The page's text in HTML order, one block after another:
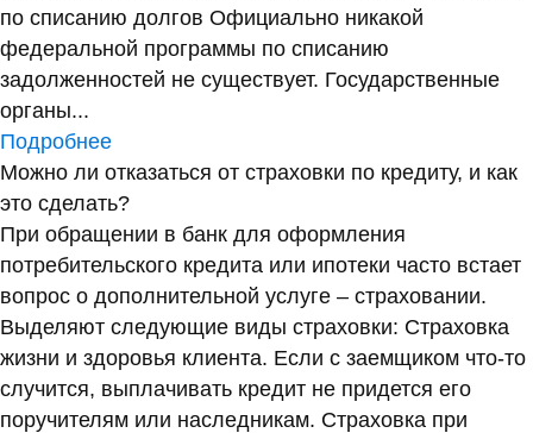
по списанию долгов Официально никакой
федеральной программы по списанию
задолженностей не существует. Государственные
органы...
Подробнее
Можно ли отказаться от страховки по кредиту, и как
это сделать?
При обращении в банк для оформления
потребительского кредита или ипотеки часто встает
вопрос о дополнительной услуге – страховании.
Выделяют следующие виды страховки: Страховка
жизни и здоровья клиента. Если с заемщиком что-то
случится, выплачивать кредит не придется его
поручителям или наследникам. Страховка при